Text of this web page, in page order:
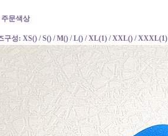
문색상
구성: XS() / S() / M() / L() / XL(1) / XXL() / XXXL(1)